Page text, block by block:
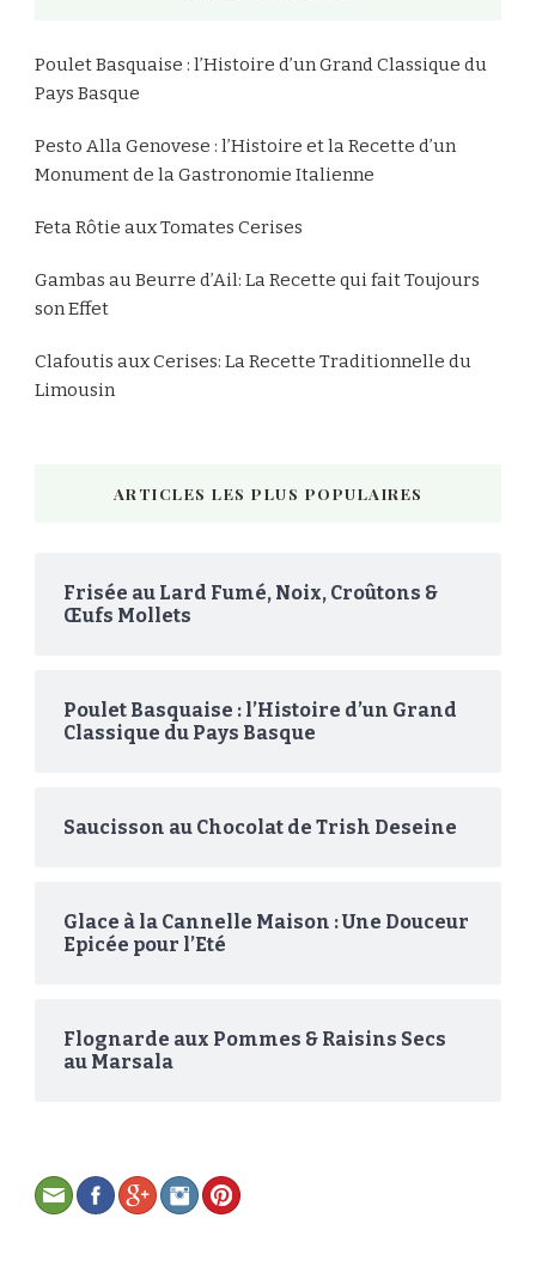
Poulet Basquaise : l’Histoire d’un Grand Classique du
Pays Basque
Pesto Alla Genovese : l’Histoire et la Recette d’un
Monument de la Gastronomie Italienne
Feta Rôtie aux Tomates Cerises
Gambas au Beurre d’Ail: La Recette qui fait Toujours
son Effet
Clafoutis aux Cerises: La Recette Traditionnelle du
Limousin
ARTICLES LES PLUS POPULAIRES
Frisée au Lard Fumé, Noix, Croûtons &
Œufs Mollets
Poulet Basquaise : l’Histoire d’un Grand
Classique du Pays Basque
Saucisson au Chocolat de Trish Deseine
Glace à la Cannelle Maison : Une Douceur
Epicée pour l’Eté
Flognarde aux Pommes & Raisins Secs
au Marsala